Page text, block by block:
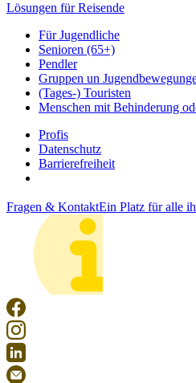
Lösungen für Reisende
Für Jugendliche
Senioren (65+)
Pendler
Gruppen un
(Tages-) Touristen
Menschen mit Behinderung
Profis
Datenschutz
Barrierefreiheit
Fragen & KontaktEin Platz für alle